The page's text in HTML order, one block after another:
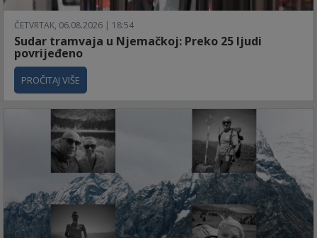
ČETVRTAK, 06.08.2026 | 18:54
Sudar tramvaja u Njemačkoj: Preko 25 ljudi
povrijeđeno
PROČITAJ VIŠE